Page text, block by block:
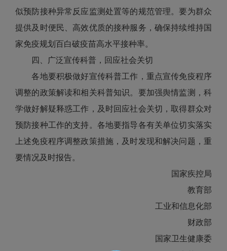
似预防接种异常反应监测处置等的规范管理。要为群众
提供及时便民、高效优质的接种服务，确保持续维持国
家免疫规划百白破疫苗高水平接种率。
四、广泛宣传科普，回应社会关切
各地要积极做好宣传科普工作，重点宣传免疫程序
调整的政策解读和相关科普知识。要加强舆情监测，科
学做好解疑释惑工作，及时回应社会关切，取得群众对
预防接种工作的支持。各地要指导各有关单位切实落实
上述免疫程序调整政策措施，及时发现和解决问题，重
要情况及时报告。
国家疾控局
教育部
工业和信息化部
财政部
国家卫生健康委